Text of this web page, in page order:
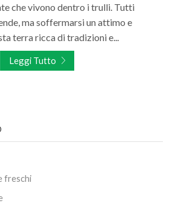
che vivono dentro i trulli. Tutti
ma soffermarsi un attimo e
terra ricca di tradizioni e...
Leggi Tutto
freschi